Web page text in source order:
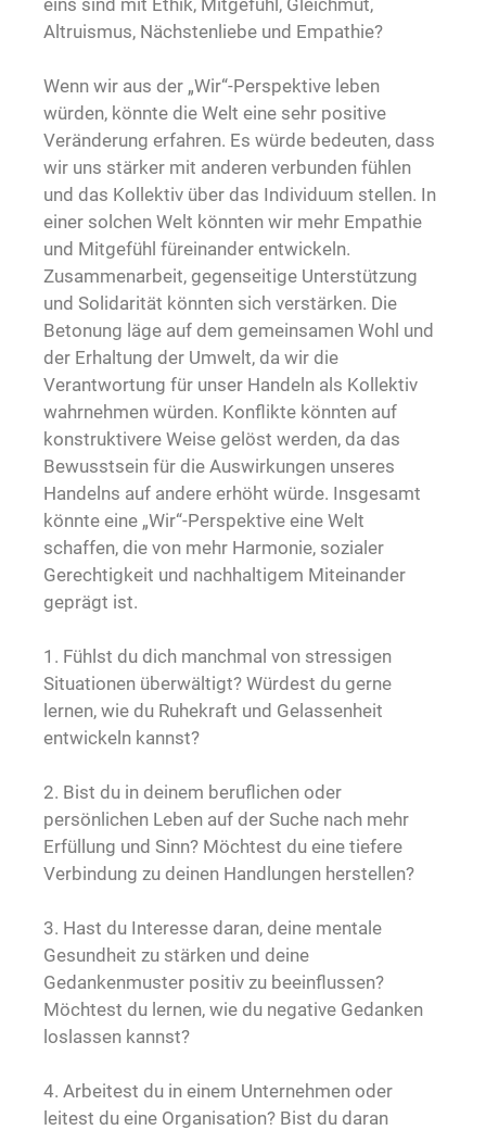
Altruismus, Nächstenliebe und Empathie?
Wenn wir aus der „Wir“-Perspektive leben
würden, könnte die Welt eine sehr positive
Veränderung erfahren. Es würde bedeuten, dass
wir uns stärker mit anderen verbunden fühlen
und das Kollektiv über das Individuum stellen. In
einer solchen Welt könnten wir mehr Empathie
und Mitgefühl füreinander entwickeln.
Zusammenarbeit, gegenseitige Unterstützung
und Solidarität könnten sich verstärken. Die
Betonung läge auf dem gemeinsamen Wohl und
der Erhaltung der Umwelt, da wir die
Verantwortung für unser Handeln als Kollektiv
wahrnehmen würden. Konflikte könnten auf
konstruktivere Weise gelöst werden, da das
Bewusstsein für die Auswirkungen unseres
Handelns auf andere erhöht würde. Insgesamt
könnte eine „Wir“-Perspektive eine Welt
schaffen, die von mehr Harmonie, sozialer
Gerechtigkeit und nachhaltigem Miteinander
geprägt ist.
1. Fühlst du dich manchmal von stressigen
Situationen überwältigt? Würdest du gerne
lernen, wie du Ruhekraft und Gelassenheit
entwickeln kannst?
2. Bist du in deinem beruflichen oder
persönlichen Leben auf der Suche nach mehr
Erfüllung und Sinn? Möchtest du eine tiefere
Verbindung zu deinen Handlungen herstellen?
3. Hast du Interesse daran, deine mentale
Gesundheit zu stärken und deine
Gedankenmuster positiv zu beeinflussen?
Möchtest du lernen, wie du negative Gedanken
loslassen kannst?
4. Arbeitest du in einem Unternehmen oder
leitest du eine Organisation? Bist du daran